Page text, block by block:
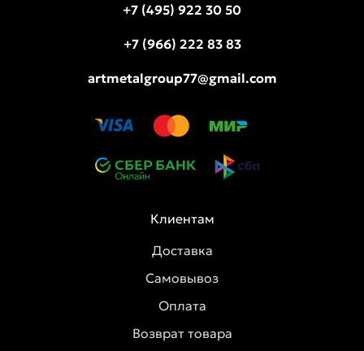
+7 (495) 922 30 50
+7 (966) 222 83 83
artmetalgroup77@gmail.com
Клиентам
Доставка
Самовывоз
Оплата
Возврат товара